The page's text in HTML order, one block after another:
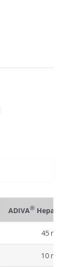
ADIVA®
45 mg
10 mg